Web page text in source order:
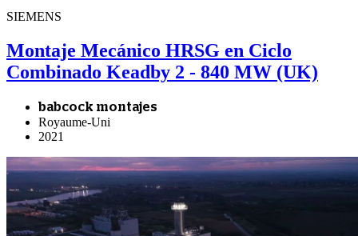
SIEMENS
Montaje Mecánico HRSG en Ciclo
Combinado Keadby 2 - 840 MW (UK)
babcock montajes
Royaume-Uni
2021